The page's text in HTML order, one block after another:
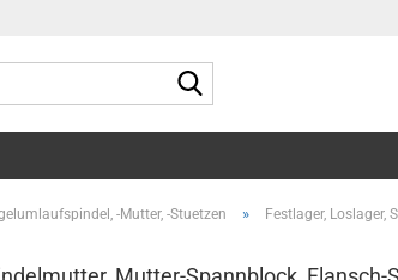
-Mutter, -Stuetzen » Festlager, Loslager,